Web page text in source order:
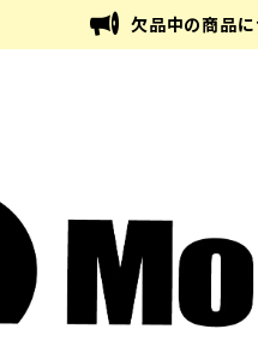
欠品中の商品に